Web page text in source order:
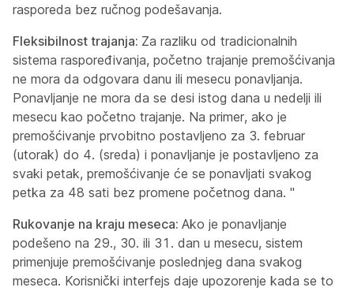
rasporeda bez ručnog podešavanja.
Fleksibilnost trajanja: Za razliku od tradicionalnih
sistema raspoređivanja, početno trajanje premošćivanja
ne mora da odgovara danu ili mesecu ponavljanja.
Ponavljanje ne mora da se desi istog dana u nedelji ili
mesecu kao početno trajanje. Na primer, ako je
premošćivanje prvobitno postavljeno za 3. februar
(utorak) do 4. (sreda) i ponavljanje je postavljeno za
svaki petak, premošćivanje će se ponavljati svakog
petka za 48 sati bez promene početnog dana. "
Rukovanje na kraju meseca: Ako je ponavljanje
podešeno na 29., 30. ili 31. dan u mesecu, sistem
primenjuje premošćivanje poslednjeg dana svakog
meseca. Korisnički interfejs daje upozorenje kada se to